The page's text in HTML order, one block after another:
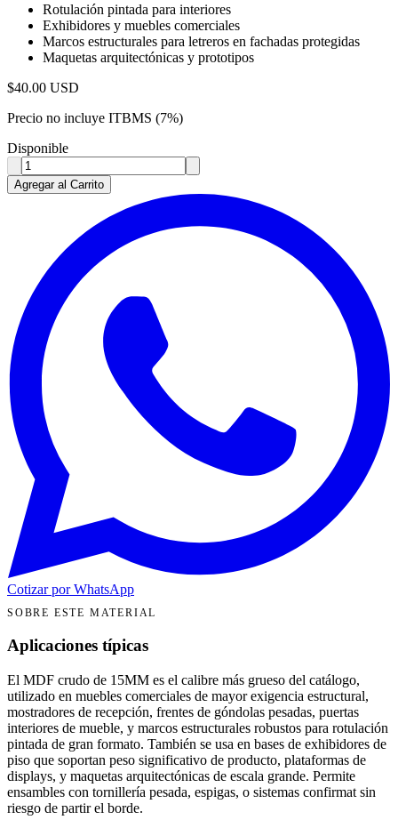
Rotulación pintada para interiores
Exhibidores y muebles comerciales
Marcos estructurales para letreros en fachadas protegidas
Maquetas arquitectónicas y prototipos
$40.00 USD
Precio no incluye ITBMS (7%)
Disponible
Agregar al Carrito
Cotizar por WhatsApp
SOBRE ESTE MATERIAL
Aplicaciones típicas
El MDF crudo de 15MM es el calibre más grueso del catálogo,
utilizado en muebles comerciales de mayor exigencia estructural,
mostradores de recepción, frentes de góndolas pesadas, puertas
interiores de mueble, y marcos estructurales robustos para rotulación
pintada de gran formato. También se usa en bases de exhibidores de
piso que soportan peso significativo de producto, plataformas de
displays, y maquetas arquitectónicas de escala grande. Permite
ensambles con tornillería pesada, espigas, o sistemas confirmat sin
riesgo de partir el borde.